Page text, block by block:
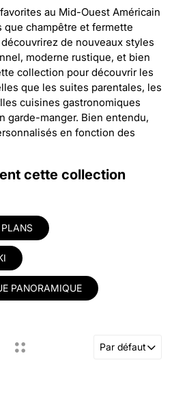
au Mid-Ouest Américain
champêtre et fermette
de nouveaux styles
moderne rustique, et bien
collection pour découvrir les
que les suites parentales, les
cuisines gastronomiques
garde-manger. Bien entendu,
en fonction des
cette collection
PANORAMIQUE
Par défaut